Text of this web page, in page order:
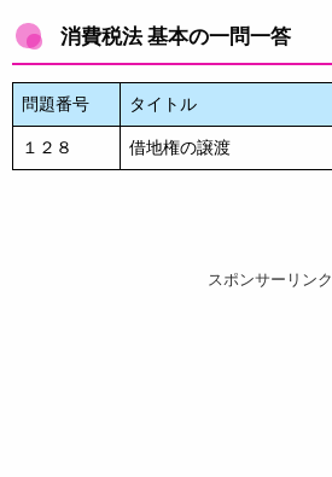
消費税法 基本の一問一答
問題番号 タイトル
１２８ 借地権の譲渡
スポンサーリンク